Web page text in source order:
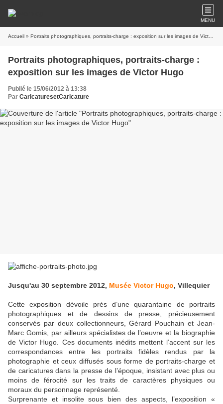
MENU
Accueil » Portraits photographiques, portraits-charge : exposition sur les images de Victor Hugo
Portraits photographiques, portraits-charge :
exposition sur les images de Victor Hugo
Publié le 15/06/2012 à 13:38
Par CaricaturesetCaricature
Jusqu'au 30 septembre 2012, Musée Victor Hugo, Villequier
Cette exposition dévoile près d’une quarantaine de portraits
photographiques et de dessins de presse, précieusement
conservés par deux collectionneurs, Gérard Pouchain et Jean-
Marc Gomis, par ailleurs spécialistes de l’oeuvre et la biographie
de Victor Hugo. Ces documents inédits mettent l’accent sur les
correspondances entre les portraits fidèles rendus par la
photographie et ceux diffusés sous forme de portraits-charge et
de caricatures dans la presse de l’époque, insistant avec plus ou
moins de férocité sur les traits de caractères physiques ou
moraux du personnage représenté.
Surprenante et insolite sous bien des aspects, l’exposition «